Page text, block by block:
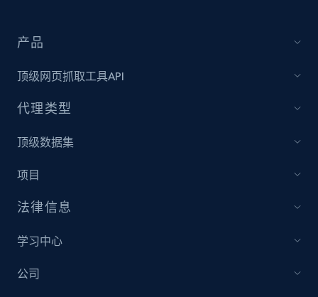
产品
顶级网页抓取工具API
代理类型
顶级数据集
项目
法律信息
学习中心
公司